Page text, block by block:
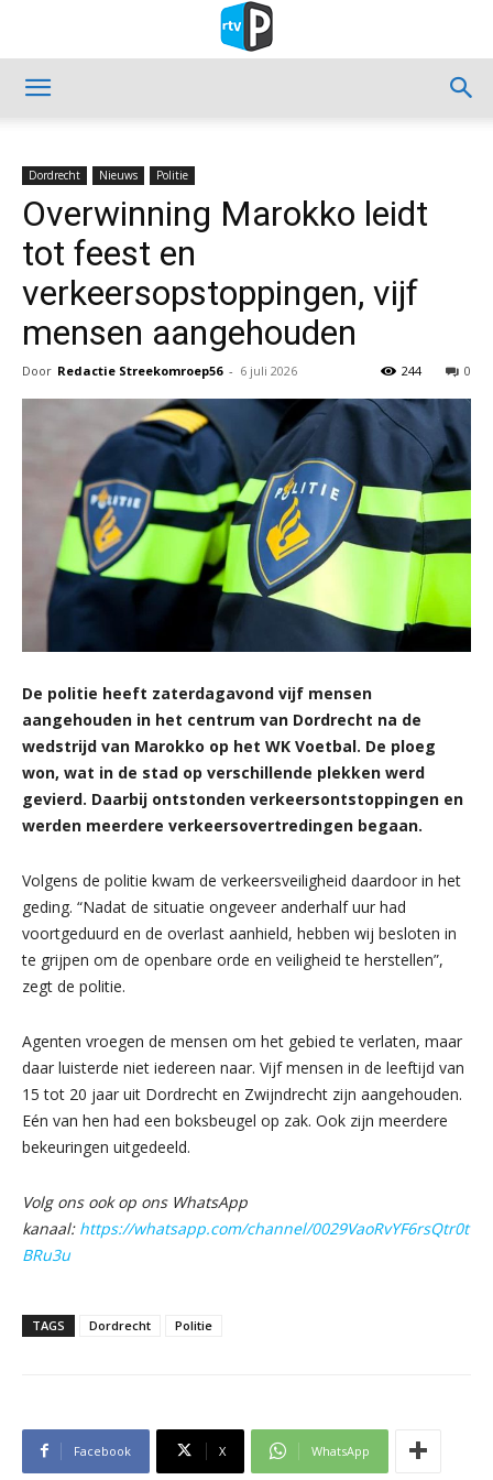
Dordrecht Nieuws Politie
Overwinning Marokko leidt
tot feest en
verkeersopstoppingen, vijf
mensen aangehouden
Door Redactie Streekomroep56 - 6 juli 2026 0
244
De politie heeft zaterdagavond vijf mensen
aangehouden in het centrum van Dordrecht na de
wedstrijd van Marokko op het WK Voetbal. De ploeg
won, wat in de stad op verschillende plekken werd
gevierd. Daarbij ontstonden verkeersontstoppingen en
werden meerdere verkeersovertredingen begaan.
Volgens de politie kwam de verkeersveiligheid daardoor in het
geding. “Nadat de situatie ongeveer anderhalf uur had
voortgeduurd en de overlast aanhield, hebben wij besloten in
te grijpen om de openbare orde en veiligheid te herstellen”,
zegt de politie.
Agenten vroegen de mensen om het gebied te verlaten, maar
daar luisterde niet iedereen naar. Vijf mensen in de leeftijd van
15 tot 20 jaar uit Dordrecht en Zwijndrecht zijn aangehouden.
Eén van hen had een boksbeugel op zak. Ook zijn meerdere
bekeuringen uitgedeeld.
Volg ons ook op ons WhatsApp
kanaal: https://whatsapp.com/channel/0029VaoRvYF6rsQtr0t
BRu3u
TAGS Dordrecht Politie
Facebook X WhatsApp